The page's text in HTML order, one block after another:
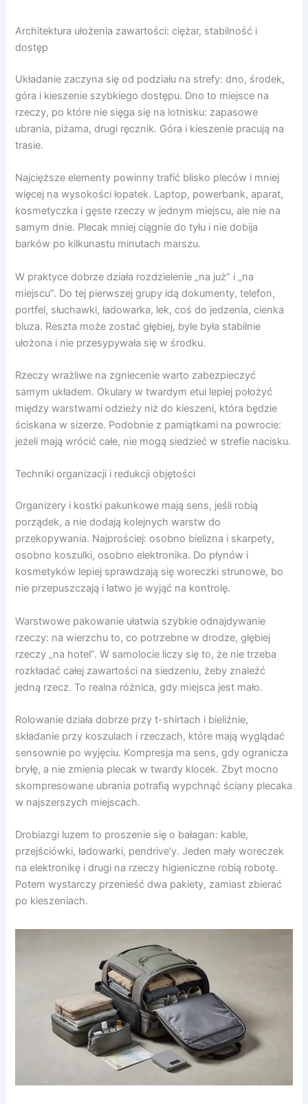
Architektura ułożenia zawartości: ciężar, stabilność i
dostęp
Układanie zaczyna się od podziału na strefy: dno, środek,
góra i kieszenie szybkiego dostępu. Dno to miejsce na
rzeczy, po które nie sięga się na lotnisku: zapasowe
ubrania, piżama, drugi ręcznik. Góra i kieszenie pracują na
trasie.
Najcięższe elementy powinny trafić blisko pleców i mniej
więcej na wysokości łopatek. Laptop, powerbank, aparat,
kosmetyczka i gęste rzeczy w jednym miejscu, ale nie na
samym dnie. Plecak mniej ciągnie do tyłu i nie dobija
barków po kilkunastu minutach marszu.
W praktyce dobrze działa rozdzielenie „na już” i „na
miejscu”. Do tej pierwszej grupy idą dokumenty, telefon,
portfel, słuchawki, ładowarka, lek, coś do jedzenia, cienka
bluza. Reszta może zostać głębiej, byle była stabilnie
ułożona i nie przesypywała się w środku.
Rzeczy wrażliwe na zgniecenie warto zabezpieczyć
samym układem. Okulary w twardym etui lepiej położyć
między warstwami odzieży niż do kieszeni, która będzie
ściskana w sizerze. Podobnie z pamiątkami na powrocie:
jeżeli mają wrócić całe, nie mogą siedzieć w strefie nacisku.
Techniki organizacji i redukcji objętości
Organizery i kostki pakunkowe mają sens, jeśli robią
porządek, a nie dodają kolejnych warstw do
przekopywania. Najprościej: osobno bielizna i skarpety,
osobno koszulki, osobno elektronika. Do płynów i
kosmetyków lepiej sprawdzają się woreczki strunowe, bo
nie przepuszczają i łatwo je wyjąć na kontrolę.
Warstwowe pakowanie ułatwia szybkie odnajdywanie
rzeczy: na wierzchu to, co potrzebne w drodze, głębiej
rzeczy „na hotel”. W samolocie liczy się to, że nie trzeba
rozkładać całej zawartości na siedzeniu, żeby znaleźć
jedną rzecz. To realna różnica, gdy miejsca jest mało.
Rolowanie działa dobrze przy t-shirtach i bieliźnie,
składanie przy koszulach i rzeczach, które mają wyglądać
sensownie po wyjęciu. Kompresja ma sens, gdy ogranicza
bryłę, a nie zmienia plecak w twardy klocek. Zbyt mocno
skompresowane ubrania potrafią wypchnąć ściany plecaka
w najszerszych miejscach.
Drobiazgi luzem to proszenie się o bałagan: kable,
przejściówki, ładowarki, pendrive’y. Jeden mały woreczek
na elektronikę i drugi na rzeczy higieniczne robią robotę.
Potem wystarczy przenieść dwa pakiety, zamiast zbierać
po kieszeniach.